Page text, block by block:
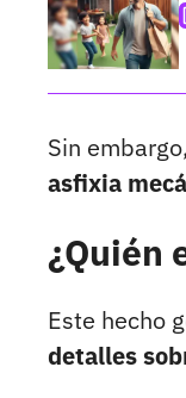
Sin
asfixia
¿Quién
Este hecho
detalles